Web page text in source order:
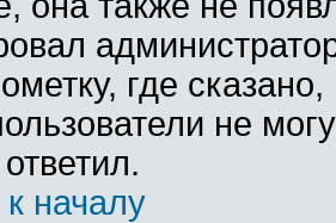
где
не
началу